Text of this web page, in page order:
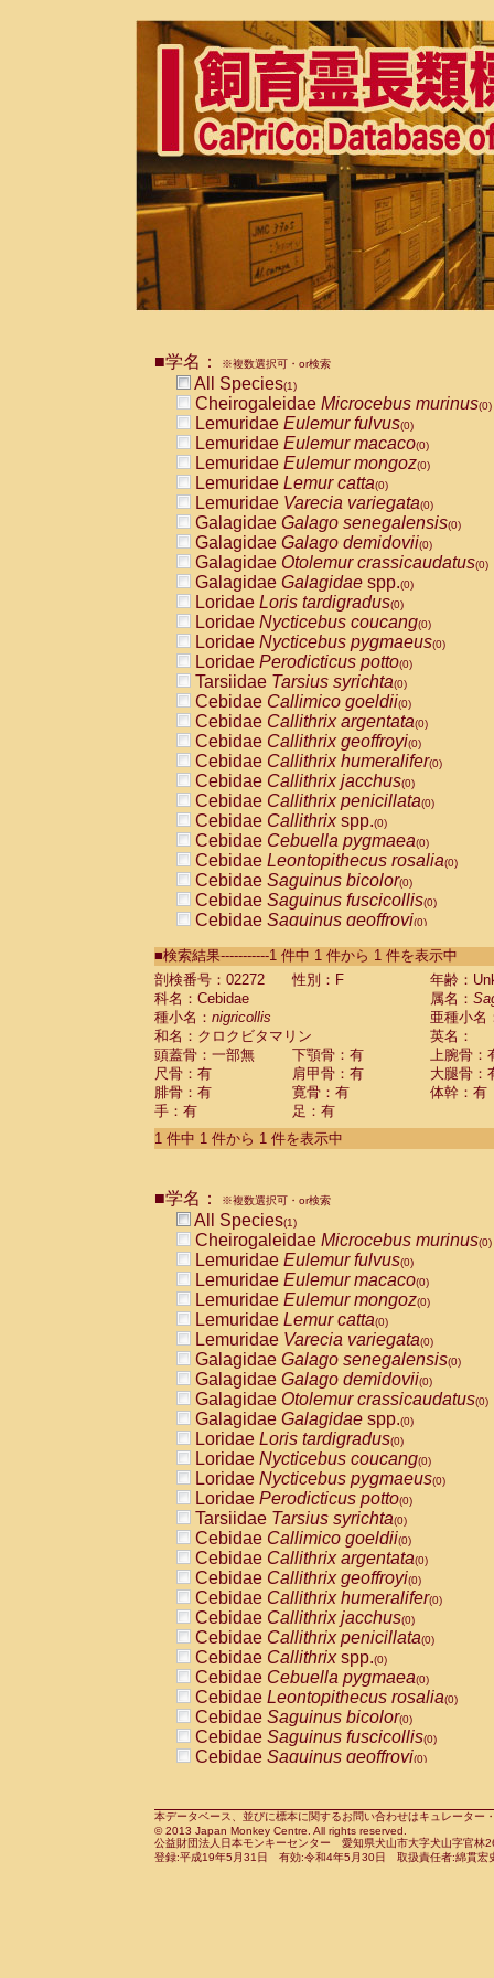
■学名： ※複数選択可・or検索
All Species(1)
Cheirogaleidae Microcebus murinus(0)
Lemuridae Eulemur fulvus(0)
Lemuridae Eulemur macaco(0)
Lemuridae Eulemur mongoz(0)
Lemuridae Lemur catta(0)
Lemuridae Varecia variegata(0)
Galagidae Galago senegalensis(0)
Galagidae Galago demidovii(0)
Galagidae Otolemur crassicaudatus(0)
Galagidae Galagidae spp.(0)
Loridae Loris tardigradus(0)
Loridae Nycticebus coucang(0)
Loridae Nycticebus pygmaeus(0)
Loridae Perodicticus potto(0)
Tarsiidae Tarsius syrichta(0)
Cebidae Callimico goeldii(0)
Cebidae Callithrix argentata(0)
Cebidae Callithrix geoffroyi(0)
Cebidae Callithrix humeralifer(0)
Cebidae Callithrix jacchus(0)
Cebidae Callithrix penicillata(0)
Cebidae Callithrixspp.(0)
Cebidae Cebuella pygmaea(0)
Cebidae Leontopithecus rosalia(0)
Cebidae Saguinus bicolor(0)
Cebidae Saguinus fuscicollis(0)
Cebidae Saguinus geoffroyi(0)
CebidaeSaguinus labiatus(0)
Cebidae Saguinus leucopus (0)
Cebidae
CebidaeSaguinus mystax
CebidaeSaguinus nigricollis (1)
Cebidae Saguinus oedipus
Cebidae Saguinus weddelli
Cebidae Saguinusspp.
Cebidae Aotus trivirgatus
Cebidae Cebus albifrons
CebidaeCebus nigrivittatus
CebidaeCebus
CebidaeSaimiri boliviensis(0)
CebidaeSaimiri sciureus(0)
AtelidaeAlouatta caraya(0)
AtelidaeAlouatta fusca(0)
AtelidaeAlouatta seniculus
AtelidaeAlouattaspp.(0)
AtelidaeAteles belzebuth(0)
AtelidaeAteles geoffroyi(0)
AtelidaeAteles paniscus(0)
AtelidaeAtelesspp.(0)
Atelidae Lagothrix lagothricha
AtelidaeLagothrix lagothricha cana
PitheciidaeCacajao calvus
PitheciidaeCallicebus cupreus
PitheciidaeCallicebus donacophilus
PitheciidaeCallicebus moloch
PitheciidaeCallicebus torquatus
PitheciidaeCallicebusspp.(0)
PitheciidaeChiropotes satanas(0)
PitheciidaePithecia monachus
PitheciidaePithecia pithecia(0)
CercopithecidaeCercocebus agilis
CercopithecidaeCercocebus
CercopithecidaeCercocebus
CercopithecidaeCercocebus
CercopithecidaeCercocebus
CercopithecidaeCercocebushybrid
CercopithecidaePapio anubis(0)
CercopithecidaePapio cynocephalus
CercopithecidaePapio hamadryas(0)
■検索結果-----------1 件中 1 件から 1 件を表示中
剖検番号：02272
性別：F
年齢：
科名：Cebidae
属名：
種小名： nigricollis
亜種小名
和名：クロクビタマリン
英名：
頭蓋骨：一部無
下顎骨：有
上腕骨：
尺骨：有
肩甲骨：有
大腿骨：
腓骨：有
寛骨：有
体幹：有
手：有
足：有
1 件中 1 件から 1 件を表示中
■学名： ※複数選択可・or検索
All Species(1)
Cheirogaleidae Microcebus murinus(0)
Lemuridae Eulemur fulvus(0)
Lemuridae Eulemur macaco(0)
Lemuridae Eulemur mongoz(0)
Lemuridae Lemur catta(0)
Lemuridae Varecia variegata(0)
Galagidae Galago senegalensis(0)
Galagidae Galago demidovii(0)
Galagidae Otolemur crassicaudatus(0)
Galagidae Galagidae spp.(0)
Loridae Loris tardigradus(0)
Loridae Nycticebus coucang(0)
Loridae Nycticebus pygmaeus(0)
Loridae Perodicticus potto(0)
Tarsiidae Tarsius syrichta(0)
Cebidae Callimico goeldii(0)
Cebidae Callithrix argentata(0)
Cebidae Callithrix geoffroyi(0)
Cebidae Callithrix humeralifer(0)
Cebidae Callithrix jacchus(0)
Cebidae Callithrix penicillata(0)
Cebidae Callithrixspp.(0)
Cebidae Cebuella pygmaea(0)
Cebidae Leontopithecus rosalia(0)
Cebidae Saguinus bicolor(0)
Cebidae Saguinus fuscicollis(0)
Cebidae Saguinus geoffroyi(0)
CebidaeSaguinus leucopus(0)
CebidaeSaguinus midas(0)
Cebidae Saguinus mystax(0)
本データベース、並びに標本に関するお問い合わせはキュレータ
© 2013 Japan Monkey Centre. All rights reserved.
公益財団法人日本モンキーセンター 愛知県犬山市大字犬山字官
登録:平成19年5月31日 有効:令和4年5月30日 取扱責任者:綿貫宏